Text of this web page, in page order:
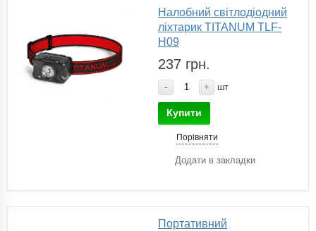
Налобний світлодіодний
ліхтарик TITANUM TLF-
H09
237 грн.
- + шт
Купити
Порівняти
Додати в закладки
Портативний